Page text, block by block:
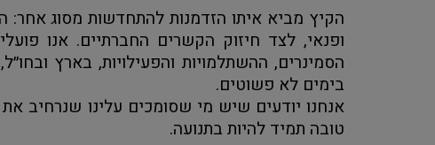
הקיץ מביא איתו הזדמנות להתחדשות מסוג
ופנאי, לצד חיזוק הקשרים החברתיים. אנו
הסמינרים, ההשתלמויות והפעילויות, בארץ
בימים לא פשוטים.
אנחנו יודעים שיש מי שסומכים עלינו שנרחיב את
טובה תמיד להיות בתנועה.